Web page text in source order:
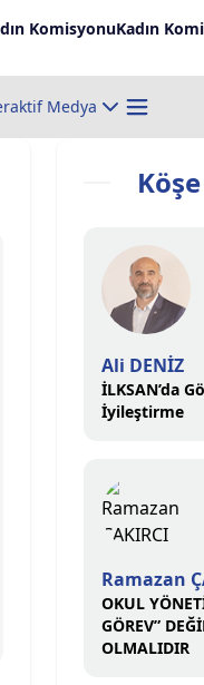
KomisyonuKadın
Medya
Ali DENİZ
İLKSAN’da
İyileştirme
Ramazan
OKUL
GÖREV”
OLMALIDIR